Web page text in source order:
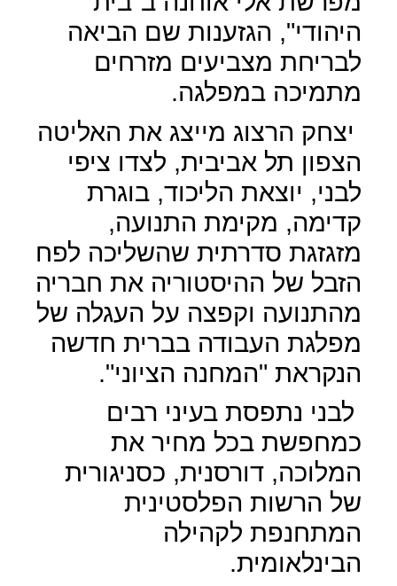
היהודי", הגזענות שם הביאה
לבריחת מצביעים מזרחים
מתמיכה במפלגה.
יצחק הרצוג מייצג את האליטה
הצפון תל אביבית, לצדו ציפי
לבני, יוצאת הליכוד, בוגרת
קדימה, מקימת התנועה,
מזגזגת סדרתית שהשליכה לפח
הזבל של ההיסטוריה את חבריה
מהתנועה וקפצה על העגלה של
מפלגת העבודה בברית חדשה
הנקראת "המחנה הציוני".
לבני נתפסת בעיני רבים
כמחפשת בכל מחיר את
המלוכה, דורסנית, כסניגורית
של הרשות הפלסטינית
המתחנפת לקהילה
הבינלאומית.